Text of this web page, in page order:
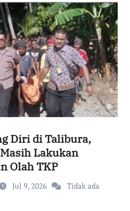
Diri di Talibura,
Lakukan
Olah TKP
Jul 9, 2026
Tidak ada